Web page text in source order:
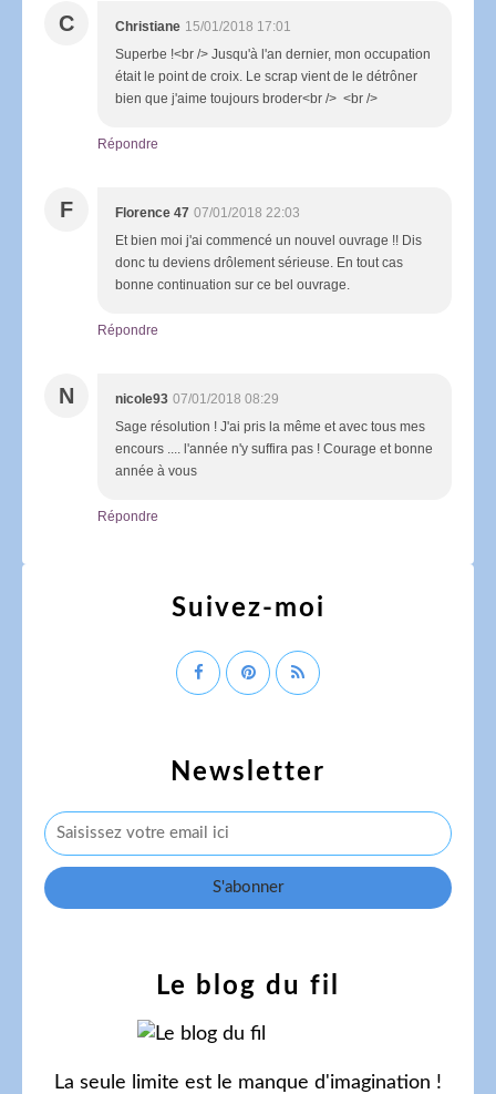
C Christiane 15/01/2018 17:01
Superbe !<br /> Jusqu'à l'an dernier, mon occupation
était le point de croix. Le scrap vient de le détrôner
bien que j'aime toujours broder<br /> <br />
Répondre
F Florence 47 07/01/2018 22:03
Et bien moi j'ai commencé un nouvel ouvrage !! Dis
donc tu deviens drôlement sérieuse. En tout cas
bonne continuation sur ce bel ouvrage.
Répondre
N nicole93 07/01/2018 08:29
Sage résolution ! J'ai pris la même et avec tous mes
encours .... l'année n'y suffira pas ! Courage et bonne
année à vous
Répondre
Newsletter
Le blog du fil
La seule limite est le manque d'imagination !
Suivez-moi